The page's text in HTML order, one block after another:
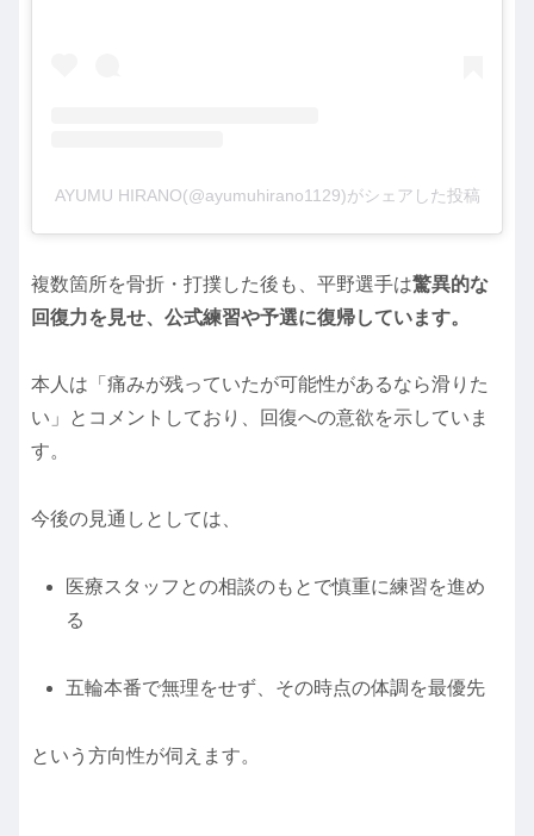
AYUMU HIRANO(@ayumuhirano1129)がシェアした投稿
複数箇所を骨折・打撲した後も、平野選手は驚異的な
回復力を見せ、公式練習や予選に復帰しています。
本人は「痛みが残っていたが可能性があるなら滑りた
い」とコメントしており、回復への意欲を示していま
す。
今後の見通しとしては、
医療スタッフとの相談のもとで慎重に練習を進め
る
五輪本番で無理をせず、その時点の体調を最優先
という方向性が伺えます。